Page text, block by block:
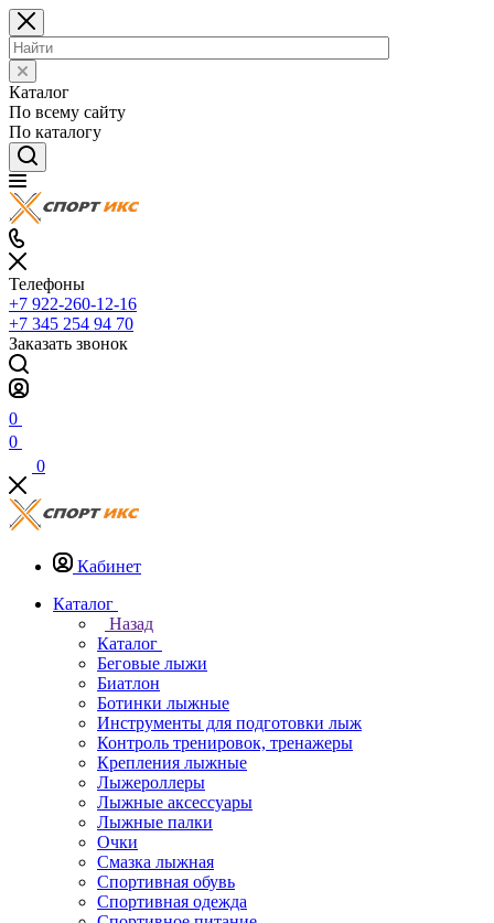
Каталог
По всему сайту
По каталогу
Телефоны
+7 922-260-12-16
+7 345 254 94 70
Заказать звонок
0
0
0
Кабинет
Каталог
Назад
Каталог
Беговые лыжи
Биатлон
Ботинки лыжные
Инструменты для подготовки лыж
Контроль тренировок, тренажеры
Крепления лыжные
Лыжероллеры
Лыжные аксессуары
Лыжные палки
Очки
Смазка лыжная
Спортивная обувь
Спортивная одежда